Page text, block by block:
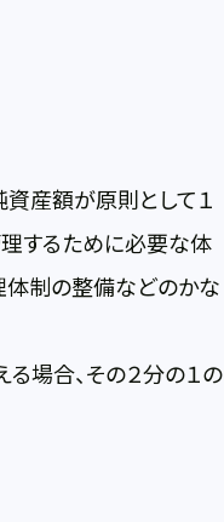
資産額が原則として１
するために必要な体
体制の整備などのかな
場合、その２分の１の